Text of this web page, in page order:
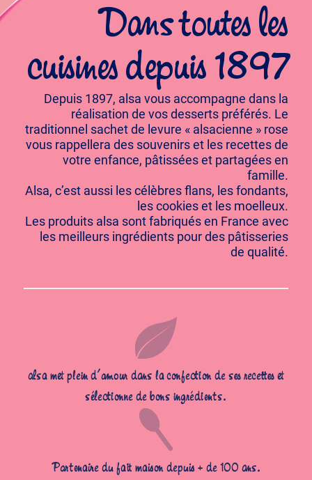
alsa met plein d’amour dans la confection de ses recettes et
sélectionne de bons ingrédients.
Partenaire du fait maison depuis + de 100 ans.
Dans toutes les
cuisines depuis 1897
Depuis 1897, alsa vous accompagne dans la
réalisation de vos desserts préférés. Le
traditionnel sachet de levure « alsacienne » rose
vous rappellera des souvenirs et les recettes de
votre enfance, pâtissées et partagées en
famille.
Alsa, c’est aussi les célèbres flans, les fondants,
les cookies et les moelleux.
Les produits alsa sont fabriqués en France avec
les meilleurs ingrédients pour des pâtisseries
de qualité.